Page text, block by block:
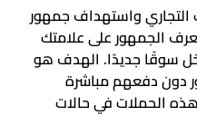
التجاري واستهداف جمهور
الجمهور على علامتك
سوقًا جديدًا. الهدف هو
دون دفعهم مباشرة
الحملات في حالات